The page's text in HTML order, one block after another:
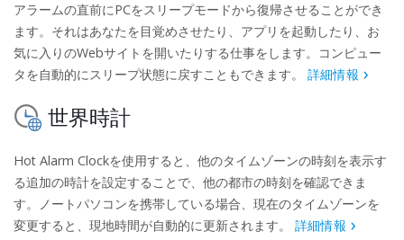
アラームの直前にPCをスリープモードから復帰させることができ
ます。それはあなたを目覚めさせたり、アプリを起動したり、お
気に入りのWebサイトを開いたりする仕事をします。コンピュー
タを自動的にスリープ状態に戻すこともできます。 詳細情報
世界時計
Hot Alarm Clockを使用すると、他のタイムゾーンの時刻を表示す
る追加の時計を設定することで、他の都市の時刻を確認できま
す。ノートパソコンを携帯している場合、現在のタイムゾーンを
変更すると、現地時間が自動的に更新されます。 詳細情報